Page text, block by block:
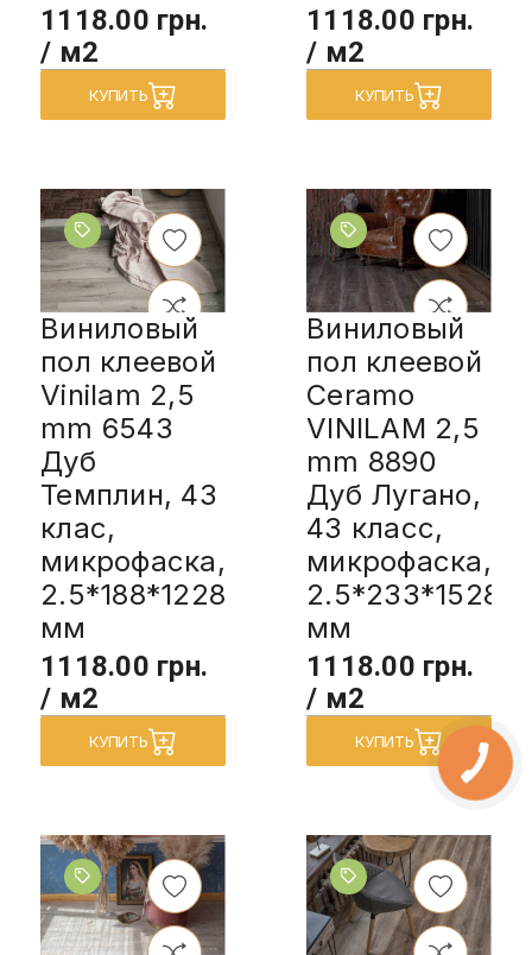
1118.00 грн.
/ м2
КУПИТЬ
1118.00 грн.
/ м2
КУПИТЬ
Виниловый
пол клеевой
Vinilam 2,5
mm 6543
Дуб
Темплин, 43
клас,
микрофаска,
2.5*188*1228
мм
1118.00 грн.
/ м2
КУПИТЬ
Виниловый
пол клеевой
Ceramo
VINILAM 2,5
mm 8890
Дуб Лугано,
43 класс,
микрофаска,
2.5*233*1528
мм
1118.00 грн.
/ м2
КУПИТЬ